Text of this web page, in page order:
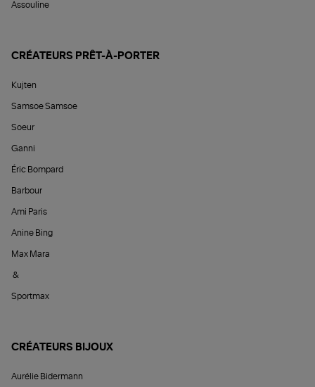
Assouline
CRÉATEURS PRÊT-À-PORTER
Kujten
Samsoe Samsoe
Soeur
Ganni
Éric Bompard
Barbour
Ami Paris
Anine Bing
Max Mara
&
Sportmax
CRÉATEURS BIJOUX
Aurélie Bidermann